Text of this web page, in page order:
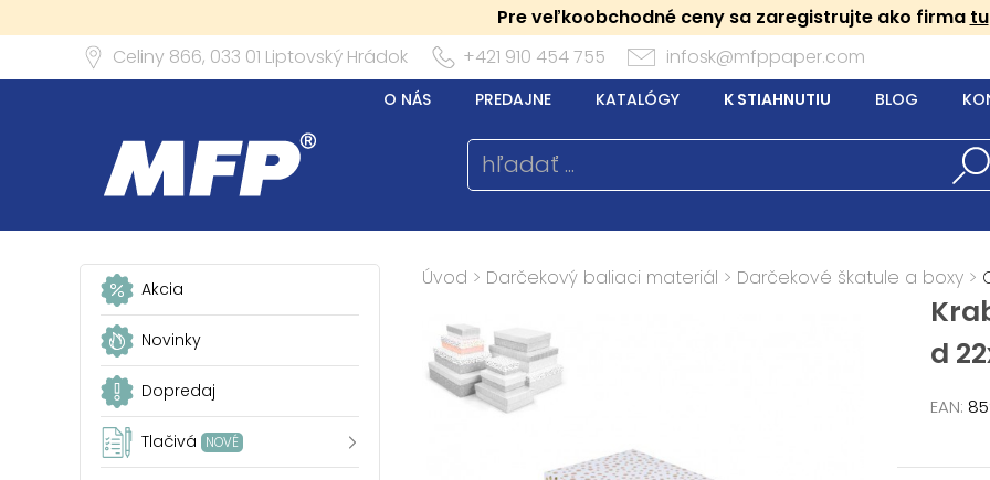
Pre veľkoobchodné ceny sa zaregistrujte ako firma tu
Celiny 866, 033 01 Liptovský Hrádok +421 910 454 755 infosk@mfppaper.com
O NÁS PREDAJNE KATALÓGY K STIAHNUTIU BLOG
Akcia
Novinky
Dopredaj
Tlačivá NOVÉ
Úvod > Darčekový baliaci materiál > Darčekové škatule a boxy >
d
EAN: